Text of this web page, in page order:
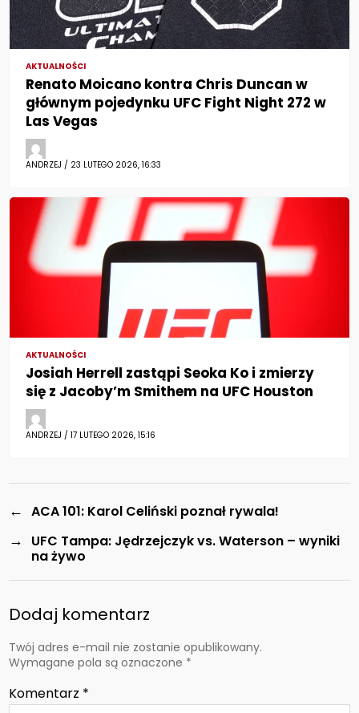
AKTUALNOŚCI
Renato Moicano kontra Chris Duncan w
głównym pojedynku UFC Fight Night 272 w
Las Vegas
ANDRZEJ / 23 LUTEGO 2026, 16:33
AKTUALNOŚCI
Josiah Herrell zastąpi Seoka Ko i zmierzy
się z Jacoby’m Smithem na UFC Houston
ANDRZEJ / 17 LUTEGO 2026, 15:16
← ACA 101: Karol Celiński poznał rywala!
→
UFC Tampa: Jędrzejczyk vs. Waterson – wyniki
na żywo
Dodaj komentarz
Twój adres e-mail nie zostanie opublikowany.
Wymagane pola są oznaczone *
Komentarz *